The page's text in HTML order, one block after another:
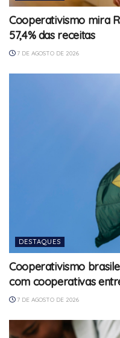
Cooperativismo mira
57,4% das receitas
7 DE AGOSTO DE 2026
DESTAQUES
Cooperativismo
com cooperativas
7 DE AGOSTO DE 2026